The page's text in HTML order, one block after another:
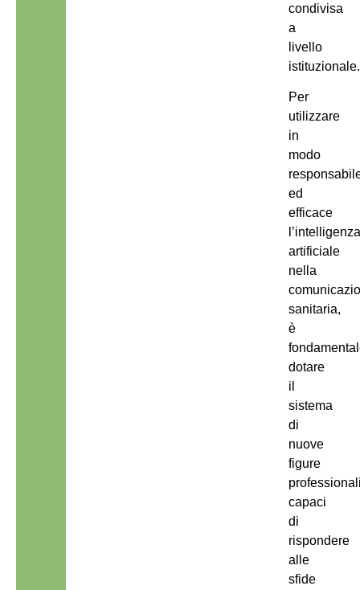
condivisa
a
livello
Per
utilizzare
in
modo
ed
efficace
artificiale
nella
sanitaria,
è
dotare
il
sistema
di
nuove
figure
capaci
di
rispondere
alle
sfide